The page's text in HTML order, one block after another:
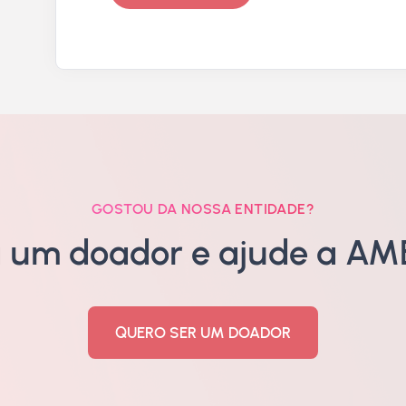
GOSTOU DA NOSSA ENTIDADE?
um doador e ajude a
QUERO SER UM DOADOR